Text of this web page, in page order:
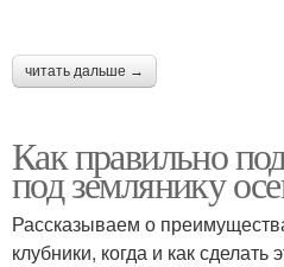
читать дальше →
Как правильно
под землянику
Рассказываем о
клубники, когда и как сделать